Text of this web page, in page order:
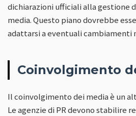
dichiarazioni ufficiali alla gestione
media. Questo piano dovrebbe
adattarsi a eventuali cambiamenti
Coinvolgimento
Il coinvolgimento dei media è un
Le agenzie di PR devono stabilire